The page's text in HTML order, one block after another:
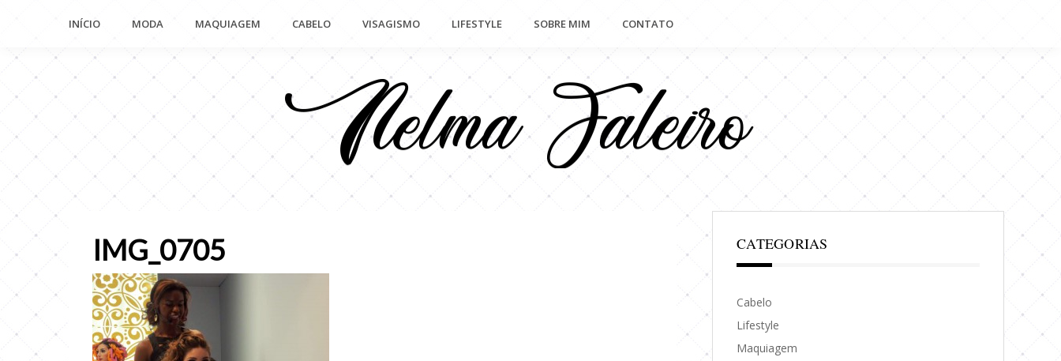
conteúdo
INÍCIO MODA MAQUIAGEM CABELO VISAGISMO LIFESTYLE SOBRE MIM CONTATO
IMG_0705 CATEGORIAS
Cabelo
Lifestyle
Maquiagem